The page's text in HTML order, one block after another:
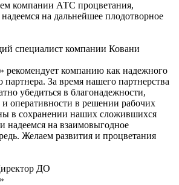
компании АТС процветания,
на дальнейшее плодотворное
специалист компании Ковани
компанию как надежного
партнера. За время нашего партнерства
убедиться в благонадежности,
оперативности в решении рабочих
в сохранении наших сложившихся
надеемся на взаимовыгодное
Желаем развития и процветания
ДО